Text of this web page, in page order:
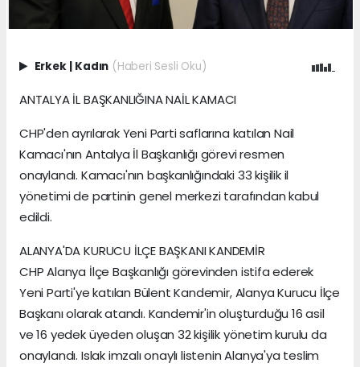
Erkek | Kadın (Haberi Sesli Oku)
ANTALYA İL BAŞKANLIĞINA NAİL KAMACI
CHP'den ayrılarak Yeni Parti saflarına katılan Nail
Kamacı'nın Antalya İl Başkanlığı görevi resmen
onaylandı. Kamacı'nın başkanlığındaki 33 kişilik il
yönetimi de partinin genel merkezi tarafından kabul
edildi.
ALANYA'DA KURUCU İLÇE BAŞKANI KANDEMİR
CHP Alanya İlçe Başkanlığı görevinden istifa ederek
Yeni Parti'ye katılan Bülent Kandemir, Alanya Kurucu İlçe
Başkanı olarak atandı. Kandemir'in oluşturduğu 16 asil
ve 16 yedek üyeden oluşan 32 kişilik yönetim kurulu da
onaylandı. Islak imzalı onaylı listenin Alanya'ya teslim